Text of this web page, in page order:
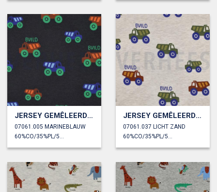
JERSEY GEMÊLEERD BOUWVOERTUIGEN
07061.005 MARINEBLAUW
JERSEY GEMÊLEERD BOUWVOERTUIGEN
07061.037 LICHT ZAND